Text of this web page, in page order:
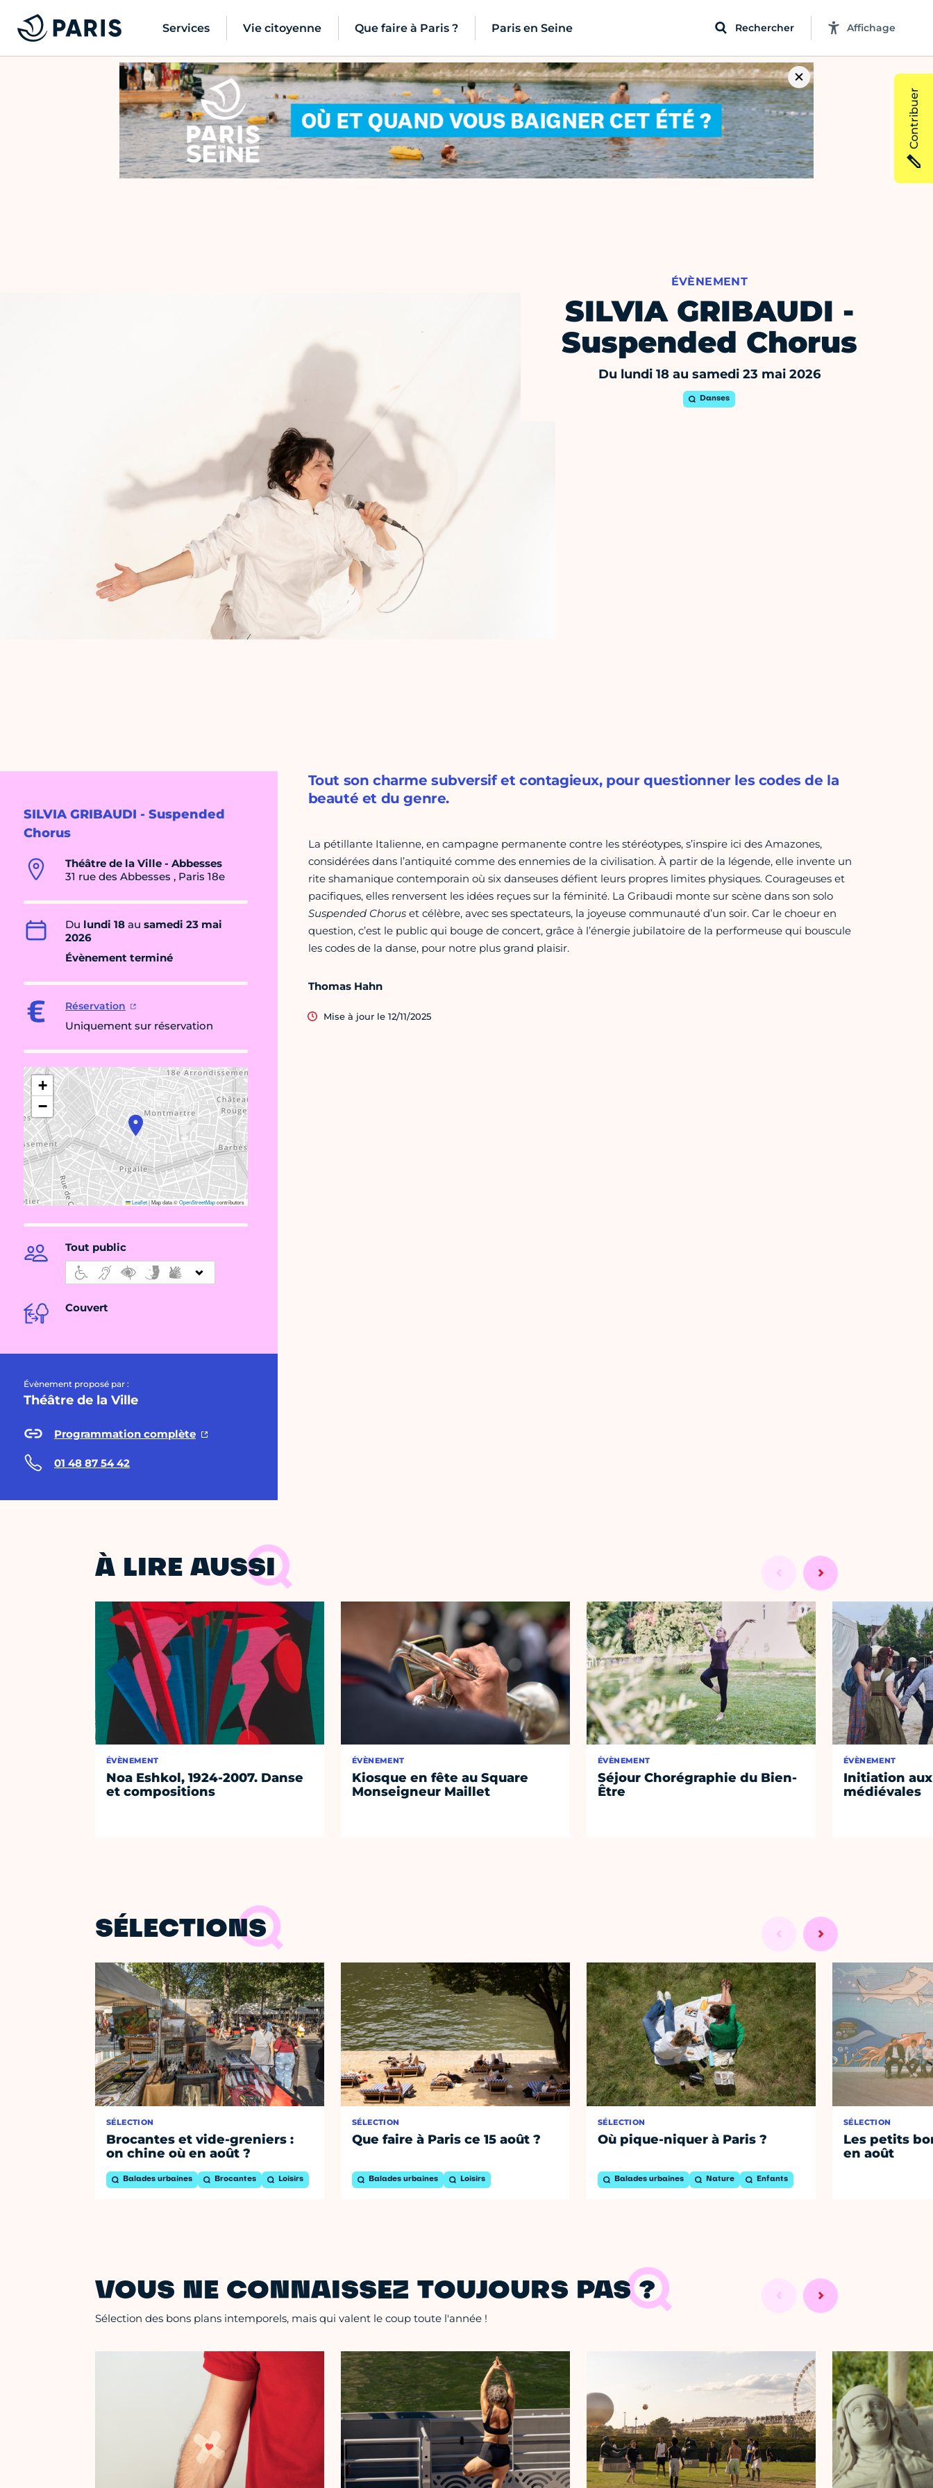
Services Vie citoyenne Que faire à Paris ? Paris en Seine Rechercher Affichage
ÉVÈNEMENT
SILVIA GRIBAUDI -
Suspended Chorus
Du lundi 18 au samedi 23 mai 2026
Danses
SILVIA GRIBAUDI - Suspended
Chorus
Théâtre de la Ville - Abbesses
31 rue des Abbesses , Paris 18e
Du lundi 18 au samedi 23 mai
2026
Évènement terminé
Réservation
Uniquement sur réservation
+
−
Leaflet|Map data ©OpenStreetMapcontributors
Tout public
Couvert
Évènement proposé par :
Théâtre de la Ville
Programmation complète
01 48 87 54 42
Tout son charme subversif et contagieux, pour questionner les codes de la
beauté et du genre.
La pétillante Italienne, en campagne permanente contre les stéréotypes, s’inspire ici des Amazones,
considérées dans l’antiquité comme des ennemies de la civilisation. À partir de la légende, elle invente un
rite shamanique contemporain où six danseuses défient leurs propres limites physiques. Courageuses et
pacifiques, elles renversent les idées reçues sur la féminité. La Gribaudi monte sur scène dans son solo
Suspended Choruset célèbre, avec ses spectateurs, la joyeuse communauté d’un soir. Car le choeur en
question, c’est le public qui bouge de concert, grâce à l’énergie jubilatoire de la performeuse qui bouscule
les codes de la danse, pour notre plus grand plaisir.
Thomas Hahn
Mise à jour le 12/11/2025
À LIRE AUSSI
ÉVÈNEMENT
Noa Eshkol, 1924-2007. Danse
et compositions
ÉVÈNEMENT
Kiosque en fête au Square
Monseigneur Maillet
ÉVÈNEMENT
Séjour Chorégraphie du Bien-
Être
ÉVÈNEMENT
Initiation
médiévales
SÉLECTIONS
SÉLECTION
Brocantes et vide-greniers :
on chine où en août ?
Balades urbaines Brocantes Loisirs
SÉLECTION
Que faire à Paris ce 15 août ?
Balades urbaines Loisirs
SÉLECTION
Où pique-niquer à Paris ?
Balades urbaines Nature Enfants
SÉLECTION
Les petits
en août
VOUS NE CONNAISSEZ TOUJOURS PAS ?
Sélection des bons plans intemporels, mais qui valent le coup toute l'année !
Contribuer